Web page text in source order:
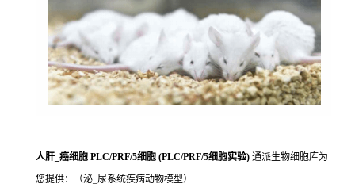
人肝_癌细胞 PLC/PRF/5细胞 (PLC/PRF/5细胞实验) 通派生物细胞库为
您提供：（泌_尿系统疾病动物模型）